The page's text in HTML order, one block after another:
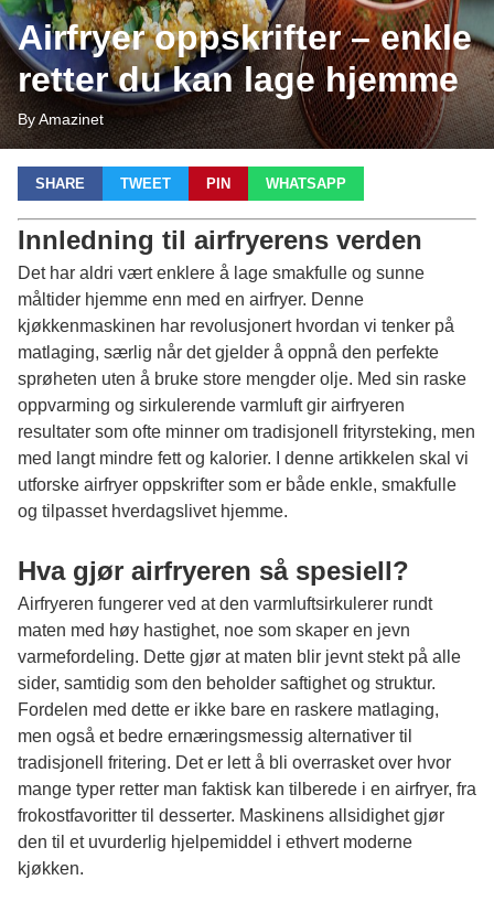
Airfryer oppskrifter – enkle
retter du kan lage hjemme
By Amazinet
SHARE TWEET PIN WHATSAPP
Innledning til airfryerens verden
Det har aldri vært enklere å lage smakfulle og sunne
måltider hjemme enn med en airfryer. Denne
kjøkkenmaskinen har revolusjonert hvordan vi tenker på
matlaging, særlig når det gjelder å oppnå den perfekte
sprøheten uten å bruke store mengder olje. Med sin raske
oppvarming og sirkulerende varmluft gir airfryeren
resultater som ofte minner om tradisjonell frityrsteking, men
med langt mindre fett og kalorier. I denne artikkelen skal vi
utforske airfryer oppskrifter som er både enkle, smakfulle
og tilpasset hverdagslivet hjemme.
Hva gjør airfryeren så spesiell?
Airfryeren fungerer ved at den varmluftsirkulerer rundt
maten med høy hastighet, noe som skaper en jevn
varmefordeling. Dette gjør at maten blir jevnt stekt på alle
sider, samtidig som den beholder saftighet og struktur.
Fordelen med dette er ikke bare en raskere matlaging,
men også et bedre ernæringsmessig alternativer til
tradisjonell fritering. Det er lett å bli overrasket over hvor
mange typer retter man faktisk kan tilberede i en airfryer, fra
frokostfavoritter til desserter. Maskinens allsidighet gjør
den til et uvurderlig hjelpemiddel i ethvert moderne
kjøkken.